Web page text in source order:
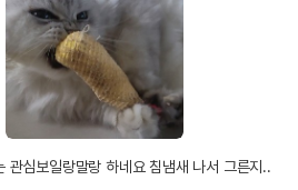
관심보일랑말랑 하네요 침냄새 나서 그른지..